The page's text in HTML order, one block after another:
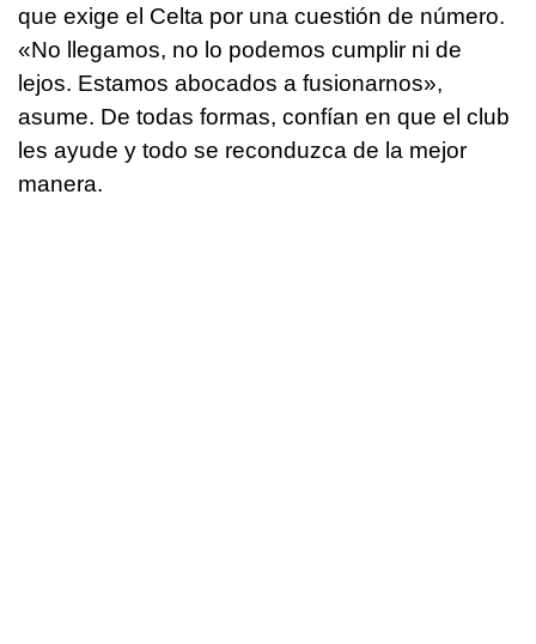
que exige el Celta por una cuestión de número.
«No llegamos, no lo podemos cumplir ni de
lejos. Estamos abocados a fusionarnos»,
asume. De todas formas, confían en que el club
les ayude y todo se reconduzca de la mejor
manera.